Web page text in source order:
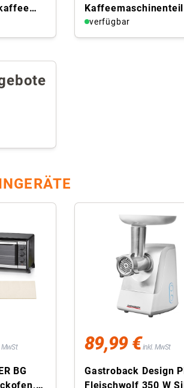
zubehör
Reinigungstablette
verfügbar
MwSt
BG
89,99 €inkl. MwSt
Gastroback Design
Fleischwolf 350 W